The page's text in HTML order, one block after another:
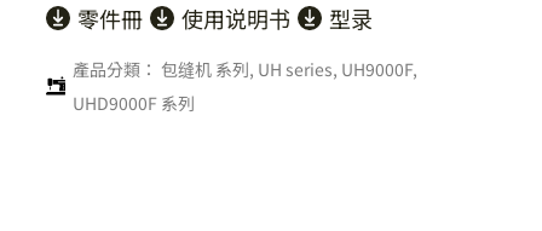
零件冊 使用说明书 型录
產品分類： 包缝机 系列, UH series, UH9000F,
UHD9000F 系列